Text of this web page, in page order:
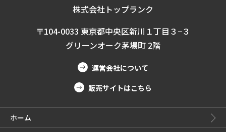
株式会社トップランク
〒104-0033 東京都中央区新川１丁目３−３
グリーンオーク茅場町 2階
運営会社について
販売サイトはこちら
ホーム